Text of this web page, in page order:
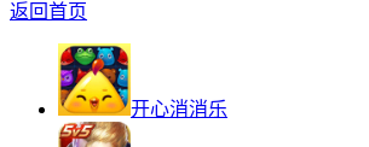
返回首页
开心消消乐